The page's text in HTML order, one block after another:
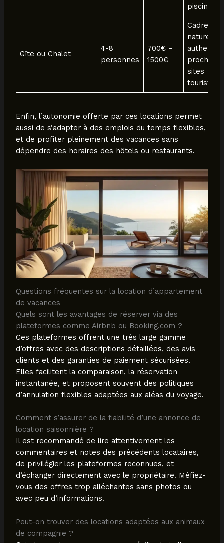
piscine.
Gîte ou Chalet
4-8
personnes
700€ –
1500€
Cadre
nature,
proche
sites
Enfin, l’autonomie offerte par ces locations permet
aussi de s’adapter à des emplois du temps flexibles,
et de profiter pleinement des vacances sans
dépendre des horaires des hôtels ou restaurants.
Questions fréquentes sur la location d’appartement
de vacances
Quels sont les avantages de réserver via des
plateformes comme Airbnb ou Booking.com ?
Ces plateformes offrent une très large gamme
d’offres avec des descriptions détaillées, des avis
clients et des garanties de paiement sécurisées.
Elles facilitent la comparaison, la réservation
instantanée, et proposent souvent des politiques
d’annulation flexibles adaptées aux aléas du voyage.
Comment s’assurer de la fiabilité d’une annonce de
location saisonnière ?
Il est recommandé de lire attentivement les
commentaires et notes des précédents locataires,
de privilégier les plateformes reconnues, et
d’échanger directement avec le propriétaire. Méfiez-
vous des offres trop alléchantes sans photos ou
avec peu d’informations.
Peut-on trouver des locations adaptées aux animaux
de compagnie ?